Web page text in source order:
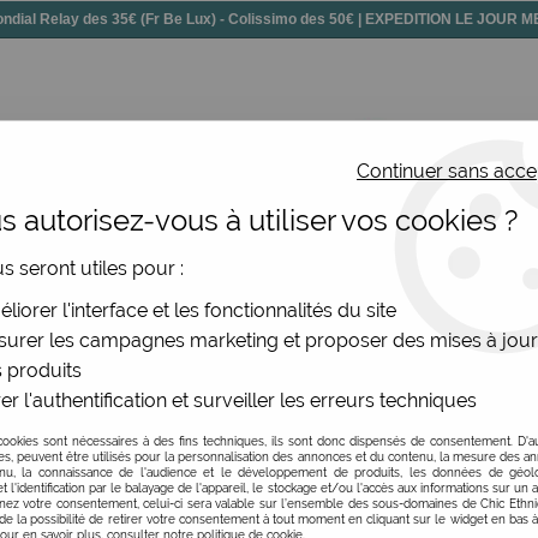
Relay des 35€ (Fr Be Lux) - Colissimo des 50€ | EXPEDITION LE JOUR
Chaussures Bijoux
ligne - Chic Ethnique
moment. Leur finesse les rend très féminins et chic.
aussi bien avec des tenues imprimées qu’avec des
sont solides, inaltérables et ils ne noircissent pas. Sur
MATIÈRE
Continuer sans
autorisez-vous à utiliser vos cookies ?
seront utiles pour :
l'interface et les fonctionnalités du site
les campagnes marketing et proposer des mises à
produits
l'authentification et surveiller les erreurs techniques
sont nécessaires à des fins techniques, ils sont donc dispensés de consentement.
peuvent être utilisés pour la personnalisation des annonces et du contenu, la mesure des
la connaissance de l'audience et le développement de produits, les données de
l'identification par le balayage de l'appareil, le stockage et/ou l'accès aux informations sur un
votre consentement, celui-ci sera valable sur l’ensemble des sous-domaines de Chic
la possibilité de retirer votre consentement à tout moment en cliquant sur le widget en bas
en savoir plus, consulter notre politique de cookie.